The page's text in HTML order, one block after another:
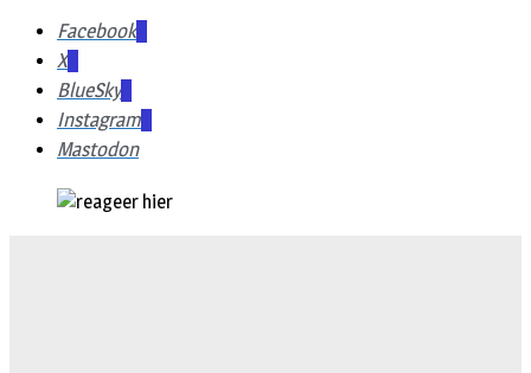
Facebook
X
BlueSky
Instagram
Mastodon